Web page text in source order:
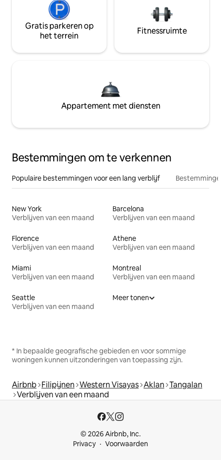
Gratis parkeren op
het terrein
Fitnessruimte
Appartement met diensten
Bestemmingen om te verkennen
Populaire bestemmingen voor een lang verblijf
New York
Verblijven van een maand
Barcelona
Verblijven van een maand
Florence
Verblijven van een maand
Athene
Verblijven van een maand
Miami
Verblijven van een maand
Montreal
Verblijven van een maand
Seattle
Verblijven van een maand
Meer tonen
* In bepaalde geografische gebieden en voor sommige
woningen kunnen uitzonderingen van toepassing zijn.
Airbnb Filipijnen Western Visayas Aklan Tangalan
Verblijven van een maand
© 2026 Airbnb, Inc.
Privacy
Voorwaarden